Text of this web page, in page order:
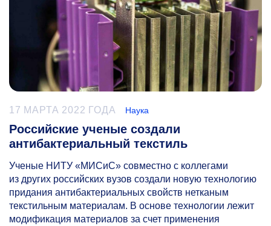
17 МАРТА 2022 ГОДА Наука
Российские ученые создали
антибактериальный текстиль
Ученые НИТУ «МИСиС» совместно с коллегами
из других российских вузов создали новую технологию
придания антибактериальных свойств нетканым
текстильным материалам. В основе технологии лежит
модификация материалов за счет применения